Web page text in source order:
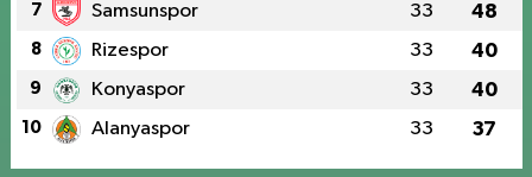
7 Samsunspor 33 48
8 Rizespor 33 40
9 Konyaspor 33 40
10 Alanyaspor 33 37